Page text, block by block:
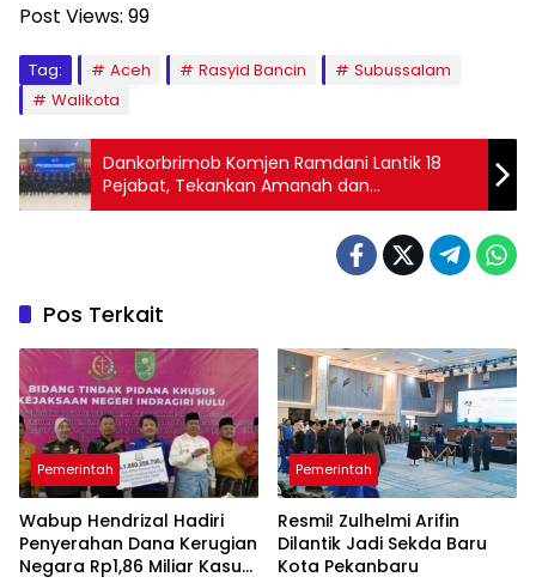
Post Views: 99
Tag: Aceh Rasyid Bancin
Subussalam
Walikota
Dankorbrimob Komjen Ramdani Lantik 18
Pejabat, Tekankan Amanah dan
Profesionalisme
Pos Terkait
Pemerintah
Wabup Hendrizal Hadiri
Penyerahan Dana Kerugian
Negara Rp1,86 Miliar Kasus
Pemerintah
Resmi! Zulhelmi Arifin
Dilantik Jadi Sekda Baru
Kota Pekanbaru